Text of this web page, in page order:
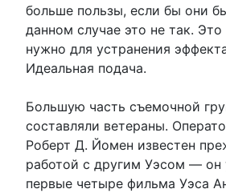
больше пользы, если бы они
данном случае это не так. Это
нужно для устранения
Идеальная подача.
Большую часть съемочной
составляли ветераны.
Роберт Д. Йомен известен
работой с другим Уэсом — он
первые четыре фильма Уэса